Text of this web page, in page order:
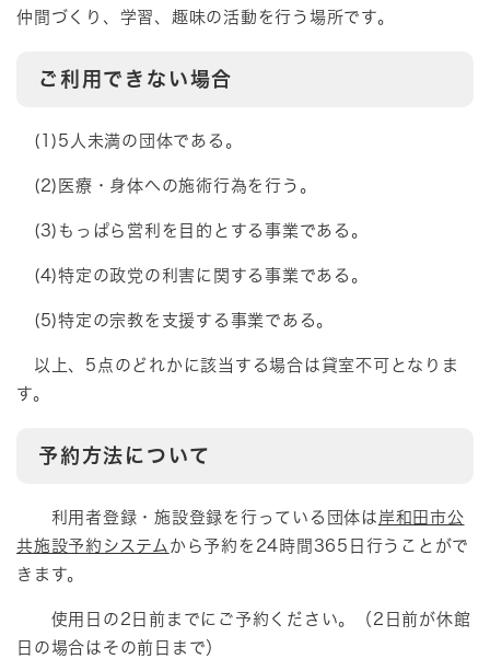
仲間づくり、学習、趣味の活動を行う場所です。
ご利用できない場合
(1)5人未満の団体である。
(2)医療・身体への施術行為を行う。
(3)もっぱら営利を目的とする事業である。
(4)特定の政党の利害に関する事業である。
(5)特定の宗教を支援する事業である。
以上、5点のどれかに該当する場合は貸室不可となりま
す。​
予約方法について
利用者登録・施設登録を行っている団体は 岸和田市公
共施設予約システム から予約を24時間365日行うことがで
きます。
使用日の2日前までにご予約ください。（2日前が休館
日の場合はその前日まで）